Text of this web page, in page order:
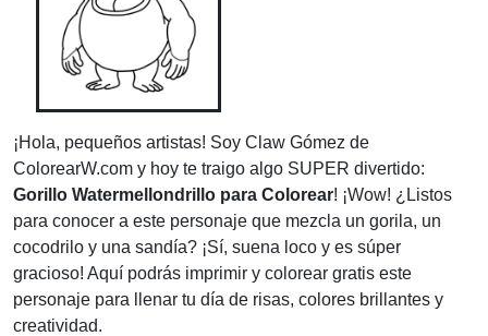
¡Hola, pequeños artistas! Soy Claw Gómez de
ColorearW.com y hoy te traigo algo SUPER divertido:
Gorillo Watermellondrillo para Colorear! ¡Wow! ¿Listos
para conocer a este personaje que mezcla un gorila, un
cocodrilo y una sandía? ¡Sí, suena loco y es súper
gracioso! Aquí podrás imprimir y colorear gratis este
personaje para llenar tu día de risas, colores brillantes y
creatividad.